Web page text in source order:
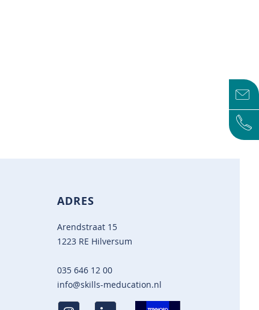
ADRES
Arendstraat 15
1223 RE Hilversum
035 646 12 00
info@skills-meducation.nl